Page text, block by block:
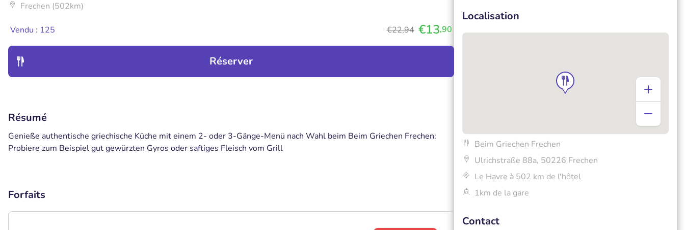
Frechen (502km)
Vendu : 125 €22,94 €13,90
Réserver
Résumé
Genieße authentische griechische Küche mit einem 2- oder 3-Gänge-Menü nach Wahl beim Beim Griechen Frechen:
Probiere zum Beispiel gut gewürzten Gyros oder saftiges Fleisch vom Grill
Forfaits
Localisation
Beim Griechen Frechen
Ulrichstraße 88a, 50226 Frechen
Le Havre à 502 km de l'hôtel
1km de la gare
Contact